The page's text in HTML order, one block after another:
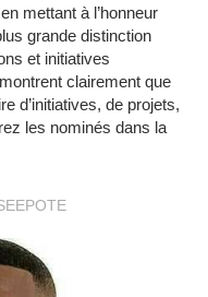
mettant à l’honneur
grande distinction
et initiatives
clairement que
d’initiatives, de projets,
les nominés dans la